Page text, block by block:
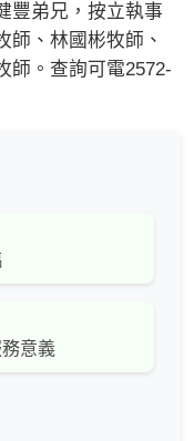
豐弟兄，按立執事
師、林國彬牧師、
師。查詢可電2572-
意義